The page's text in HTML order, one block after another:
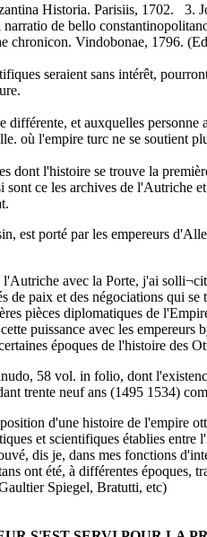
Historia. Parisiis, 1702.
de bello
chronicon. Vindobonae, 1796.
seraient sans intérêt,
différente, et auxquelles
où l'empire turc ne se soutient
dont l'histoire se trouve la
ce les archives de l'Autriche
est porté par les empereurs
avec la Porte, j'ai
de paix et des négociations qui
pièces diplomatiques de
puissance avec les
époques de l'histoire des
58 vol. in folio, dont
trente neuf ans (1495 1534)
d'une histoire de l'empire
et scientifiques établies
dis je, dans mes fonctions
ont été, à différentes époques,
Spiegel, Bratutti, etc)